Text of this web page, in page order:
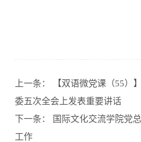
上一条：
【双语微党课（55）
委五次全会上发表重要讲话
下一条：
国际文化交流学院党
工作